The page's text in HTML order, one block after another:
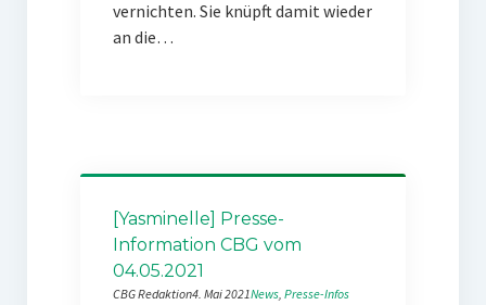
vernichten. Sie knüpft damit wieder
an die…
[Yasminelle] Presse-
Information CBG vom
04.05.2021
CBG Redaktion4. Mai 2021News, Presse-Infos